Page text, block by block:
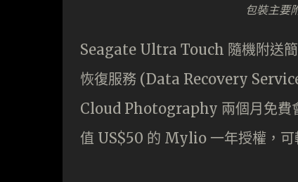
包裝主要
Seagate Ultra Touch 隨機附送
恢復服務 (Data Recovery
Cloud Photography 兩個月免費
值 US$50 的 Mylio 一年授權，可